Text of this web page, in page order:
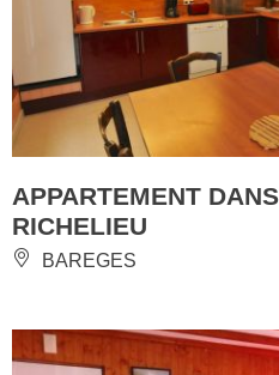
APPARTEMENT
RICHELIEU
BAREGES